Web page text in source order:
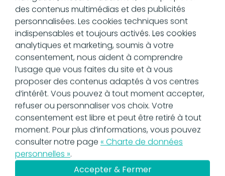
13 décembre 2024
Vrai ou faux : la plateforme
choisie par mon client a un
impact sur l'envoi de mes
factures
En savoir plus
des contenus multimédias et des publicités
personnalisées. Les cookies techniques sont
indispensables et toujours activés. Les cookies
analytiques et marketing, soumis à votre
consentement, nous aident à comprendre
l’usage que vous faites du site et à vous
proposer des contenus adaptés à vos centres
d’intérêt. Vous pouvez à tout moment accepter,
refuser ou personnaliser vos choix. Votre
consentement est libre et peut être retiré à tout
moment. Pour plus d’informations, vous pouvez
consulter notre page « Charte de données
personnelles ».
Accepter & Fermer